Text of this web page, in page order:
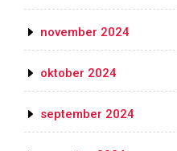
november 2024
oktober 2024
september 2024